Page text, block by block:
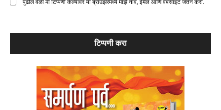
पुढील वेळी मी टिप्पणी केल्यावर या ब्राउझरमध्ये माझे नाव, ईमेल आणि वेबसाइट जतन करा.